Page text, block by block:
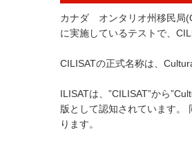
カナダ オンタリオ州移民局
に実施しているテストで、
CILISATの正式名称は、
ILISATは、”CILISAT”から
版として認知されています。
ります。